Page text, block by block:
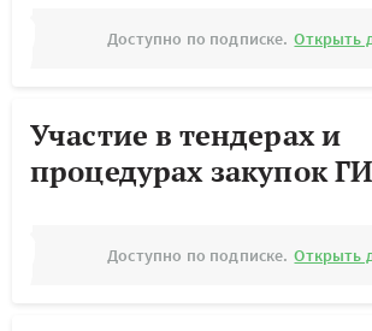
Доступно по подписке. Открыть
Участие в тендерах и
процедурах закупок
Доступно по подписке. Открыть